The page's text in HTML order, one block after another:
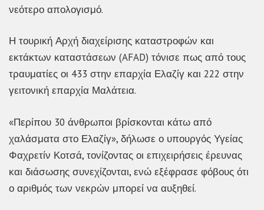
νεότερο απολογισμό.
Η τουρική Αρχή διαχείρισης καταστροφών και
εκτάκτων καταστάσεων (AFAD) τόνισε πως από τους
τραυματίες οι 433 στην επαρχία Ελαζίγ και 222 στην
γειτονική επαρχία Μαλάτεια.
«Περίπου 30 άνθρωποι βρίσκονται κάτω από
χαλάσματα στο Ελαζίγ», δήλωσε ο υπουργός Υγείας
Φαχρετίν Κοτσά, τονίζοντας οι επιχειρήσεις έρευνας
και διάσωσης συνεχίζονται, ενώ εξέφρασε φόβους ότι
ο αριθμός των νεκρών μπορεί να αυξηθεί.